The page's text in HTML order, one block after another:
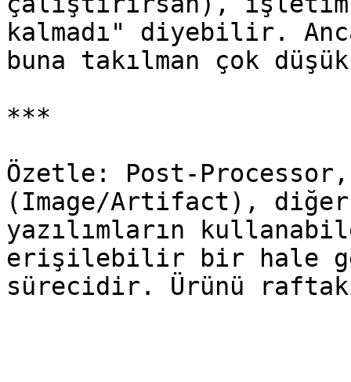
kalmadı" diyebilir.
buna takılman çok
***
Özetle: Post-
(Image/Artifact),
yazılımların
erişilebilir bir hale